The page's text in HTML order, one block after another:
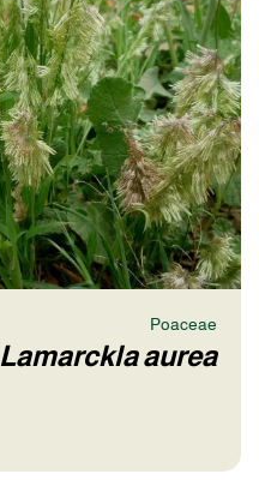
Poaceae
Lamarckla aurea